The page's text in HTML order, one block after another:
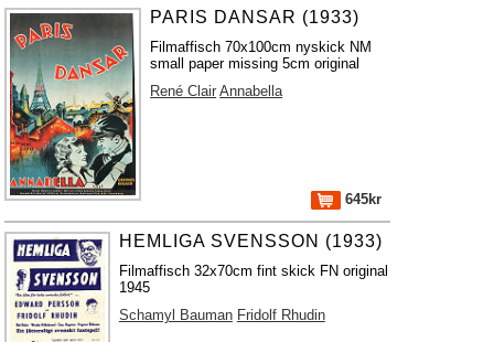
PARIS DANSAR (1933)
Filmaffisch 70x100cm nyskick NM
small paper missing 5cm original
René Clair Annabella
645kr
HEMLIGA SVENSSON (1933)
Filmaffisch 32x70cm fint skick FN original
1945
Schamyl Bauman Fridolf Rhudin